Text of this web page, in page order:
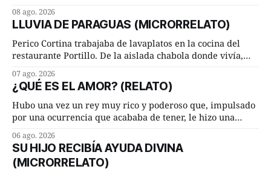
ambos les iba de maravilla. Pero mantenían absoluta
discrepancia en un deseo ineluctable por parte de ella.
Lucía Arriate quería que ellos
08 ago. 2026
LLUVIA DE PARAGUAS (MICRORRELATO)
Perico Cortina trabajaba de lavaplatos en la cocina del
restaurante Portillo. De la aislada chabola donde vivía,
cuarto de hora andando a buen paso. Cierta noche,
terminada su jornada laboral caminaba él hacía su mísera
morada cundo comenzó a llover
07 ago. 2026
¿QUÉ ES EL AMOR? (RELATO)
Hubo una vez un rey muy rico y poderoso que, impulsado
por una ocurrencia que acababa de tener, le hizo una
Dime, hombre sabio, ¿qué es el amor según tú? Su
consejero, que era muy prudente y astuto le respondió de
inmediato:
06 ago. 2026
SU HIJO RECIBÍA AYUDA DIVINA
(MICRORRELATO)